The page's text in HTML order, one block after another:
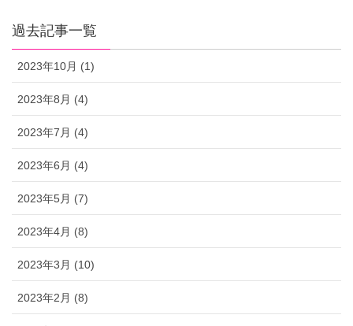
過去記事一覧
2023年10月 (1)
2023年8月 (4)
2023年7月 (4)
2023年6月 (4)
2023年5月 (7)
2023年4月 (8)
2023年3月 (10)
2023年2月 (8)